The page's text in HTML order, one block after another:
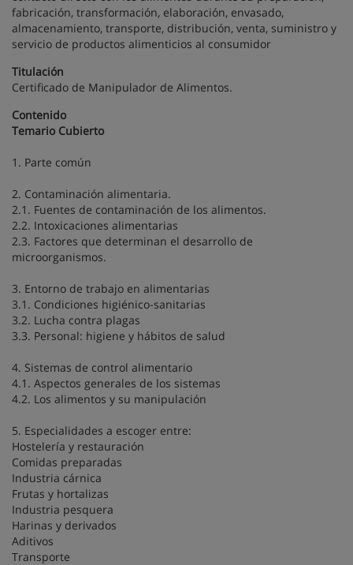
fabricación, transformación, elaboración, envasado,
almacenamiento, transporte, distribución, venta, suministro y
servicio de productos alimenticios al consumidor
Titulación
Certificado de Manipulador de Alimentos.
Contenido
Temario Cubierto
1. Parte común
2. Contaminación alimentaria.
2.1. Fuentes de contaminación de los alimentos.
2.2. Intoxicaciones alimentarias
2.3. Factores que determinan el desarrollo de
microorganismos.
3. Entorno de trabajo en alimentarias
3.1. Condiciones higiénico-sanitarias
3.2. Lucha contra plagas
3.3. Personal: higiene y hábitos de salud
4. Sistemas de control alimentario
4.1. Aspectos generales de los sistemas
4.2. Los alimentos y su manipulación
5. Especialidades a escoger entre:
Hostelería y restauración
Comidas preparadas
Industria cárnica
Frutas y hortalizas
Industria pesquera
Harinas y derivados
Aditivos
Transporte